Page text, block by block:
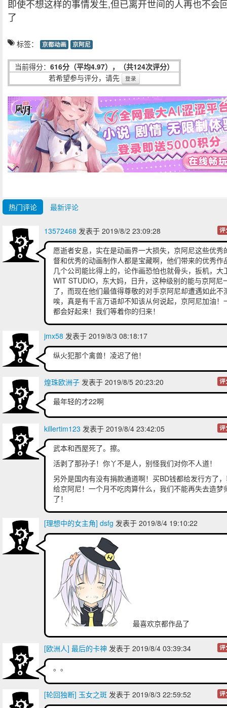
即使不想这样的事情发生,但已离开世间的人再也不会
了
标签： 京都动画 京阿尼
当前得分： 616分（平均4.97），（共124次评分）
若希望参与评分，请先
登录
热门评论 最新评论
13572468 发表于 2019/8/2 23:09:28 评
愿逝者安息，实在是动画界一大损失，京阿尼这些优秀
督和优秀的动画制作人都是宝藏啊，他们带来的优秀作
几个公司能比得上的，论作画恐怕也就骨头，扳机，大
WIT STUDIO，东大妈，日升，这种级别的能与京阿尼
了，而现在他们最值得尊敬的对手京阿尼却遭遇如此不
唉，真是有千言万语却不知该从何说起，京阿尼加油！
都会好起来！我们等着你的归来！
jmx58 发表于 2019/8/3 08:18:17
纵火犯那个禽兽！凌迟了他！
煌珠欧洲子 发表于 2019/8/5 20:23:20 评
最年轻的才22啊
killertim123 发表于 2019/8/4 23:42:05 评
武本和西屋死了。擦。
活剥了那孙子！你丫不是人，别怪我们对你不人道！
另外是国内有没有捐款通道啊！买BD钱都给发行方了
给京阿尼！一个月不吃肉算什么，我们不能再失去造梦
了！
[理想中的女主角] dsfg 发表于 2019/8/4 19:10:22
最喜欢京都作品了
[欧洲人] 最后的卡神 发表于 2019/8/4 03:39:34 评
。。
[轮回独断] 玉女之斑 发表于 2019/8/3 22:59:52 评